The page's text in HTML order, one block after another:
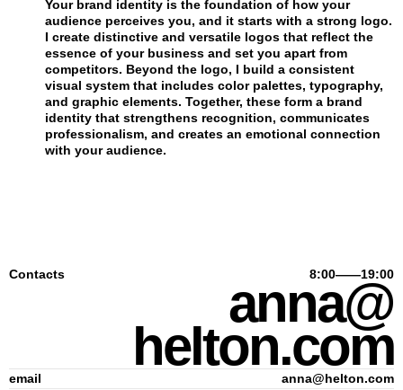
Your brand identity is the foundation of how your
audience perceives you, and it starts with a strong logo.
I create distinctive and versatile logos that reflect the
essence of your business and set you apart from
competitors. Beyond the logo, I build a consistent
visual system that includes color palettes, typography,
and graphic elements. Together, these form a brand
identity that strengthens recognition, communicates
professionalism, and creates an emotional connection
with your audience.
Contacts 8:00——19:00
anna@
helton.com
email
anna@helton.com